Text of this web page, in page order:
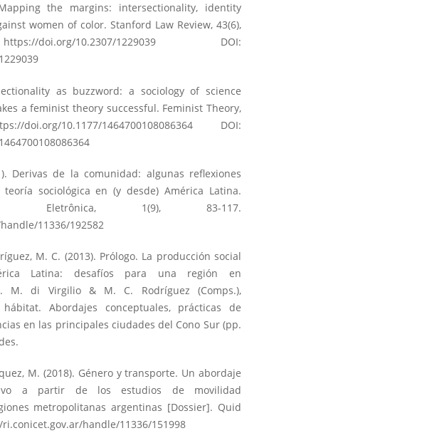
the margins: intersectionality, identity
women of color. Stanford Law Review, 43(6),
https://doi.org/10.2307/1229039DOI:
as buzzword: a sociology of science
a feminist theory successful. Feminist Theory,
doi.org/10.1177/1464700108086364 DOI:
Derivas de la comunidad: algunas reflexiones
sociológica en (y desde) América Latina.
Eletrônica, 1(9), 83-117.
11336/192582
M. C. (2013). Prólogo. La producción social
Latina: desafíos para una región en
M. di Virgilio & M. C. Rodríguez (Comps.),
Abordajes conceptuales, prácticas de
en las principales ciudades del Cono Sur (pp.
M. (2018). Género y transporte. Un abordaje
a partir de los estudios de movilidad
metropolitanas argentinas [Dossier]. Quid
handle/11336/151998